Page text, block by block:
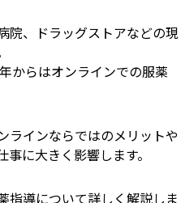
院、ドラッグストアなどの現
からはオンラインでの服薬
ラインならではのメリットや
に大きく影響します。
指導について詳しく解説しま